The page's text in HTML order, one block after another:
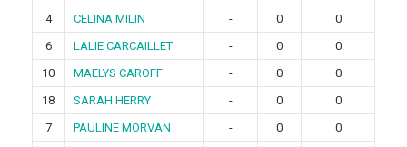
4
CELINA MILIN - 0
0
6
LALIE CARCAILLET - 0
0
10
MAELYS CAROFF - 0
0
18
SARAH HERRY - 0
0
7
PAULINE MORVAN - 0 0